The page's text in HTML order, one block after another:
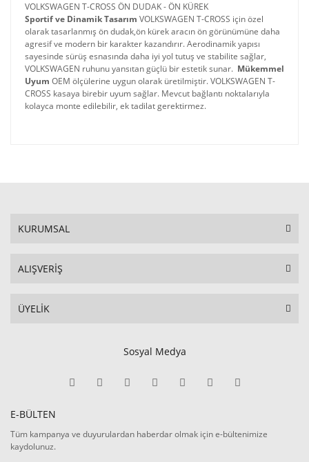
VOLKSWAGEN T-CROSS ÖN DUDAK - ÖN KÜREK
Sportif ve Dinamik Tasarım VOLKSWAGEN T-CROSS için özel
olarak tasarlanmış ön dudak,ön kürek aracın ön görünümüne daha
agresif ve modern bir karakter kazandırır. Aerodinamik yapısı
sayesinde sürüş esnasında daha iyi yol tutuş ve stabilite sağlar,
VOLKSWAGEN ruhunu yansıtan güçlü bir estetik sunar. Mükemmel
Uyum OEM ölçülerine uygun olarak üretilmiştir. VOLKSWAGEN T-
CROSS kasaya birebir uyum sağlar. Mevcut bağlantı noktalarıyla
kolayca monte edilebilir, ek tadilat gerektirmez.
KURUMSAL
ALIŞVERİŞ
ÜYELİK
Sosyal Medya
E-BÜLTEN
Tüm kampanya ve duyurulardan haberdar olmak için e-bültenimize
kaydolunuz.